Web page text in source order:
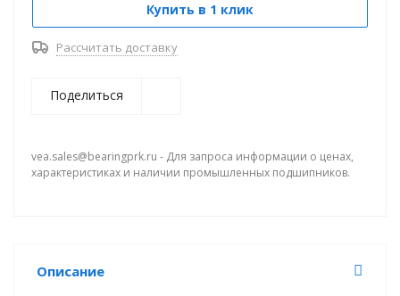
Купить в 1 клик
Рассчитать доставку
Поделиться
vea.sales@bearingprk.ru - Для запроса информации о ценах,
характеристиках и наличии промышленных подшипников.
Описание